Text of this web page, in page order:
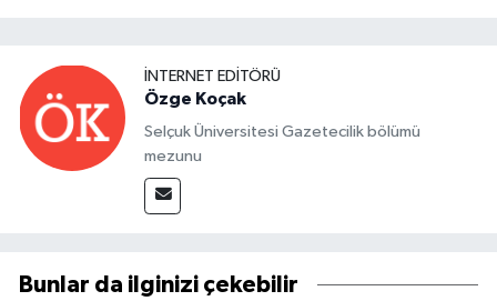
İNTERNET EDITÖRÜ
Özge Koçak
Selçuk Üniversitesi Gazetecilik bölümü
mezunu
Bunlar da ilginizi çekebilir